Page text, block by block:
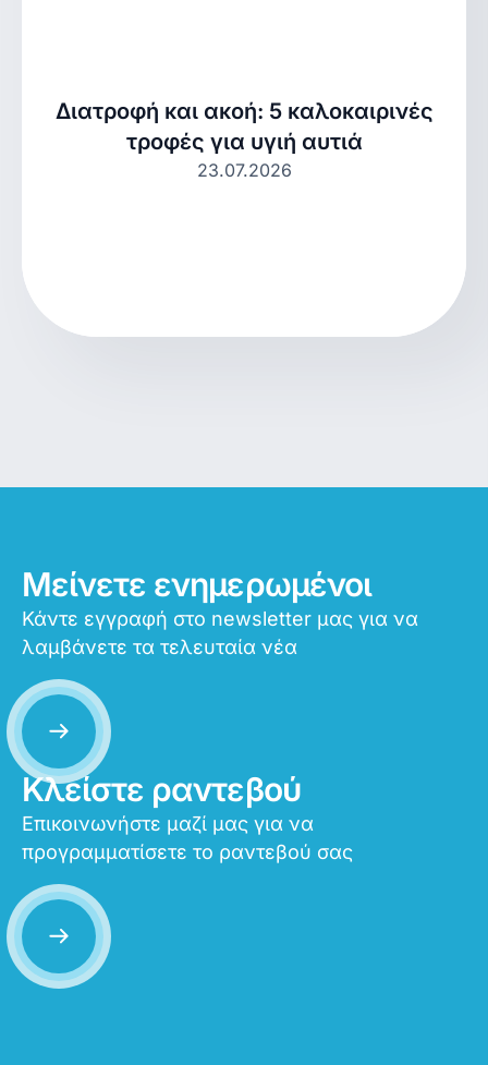
Διατροφή και ακοή: 5 καλοκαιρινές
τροφές για υγιή αυτιά
23.07.2026
Μείνετε ενημερωμένοι
Κάντε εγγραφή στο newsletter μας για να
λαμβάνετε τα τελευταία νέα
Κλείστε ραντεβού
Επικοινωνήστε μαζί μας για να
προγραμματίσετε το ραντεβού σας